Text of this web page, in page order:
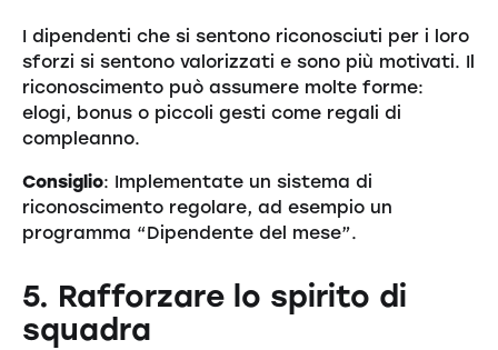
I dipendenti che si sentono riconosciuti per i loro
sforzi si sentono valorizzati e sono più motivati. Il
riconoscimento può assumere molte forme:
elogi, bonus o piccoli gesti come regali di
compleanno.
Consiglio: Implementate un sistema di
riconoscimento regolare, ad esempio un
programma “Dipendente del mese”.
5. Rafforzare lo spirito di
squadra